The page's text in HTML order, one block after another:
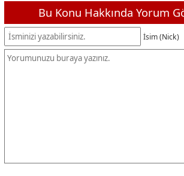
Bu Konu Hakkında Yorum
İsim (Nick)